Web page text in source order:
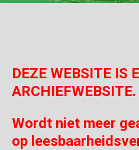
DEZE WEBSITE IS
ARCHIEFWEBSITE.
Wordt niet meer
op